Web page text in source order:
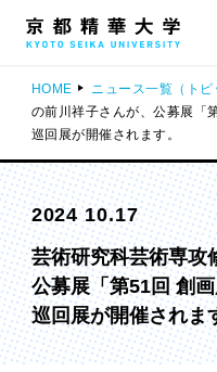
HOME ニュース一覧（トピ
の前川祥子さんが、公募展「
巡回展が開催されます。
2024 10.17
芸術研究科芸術専攻
公募展「第51回 創
巡回展が開催されま